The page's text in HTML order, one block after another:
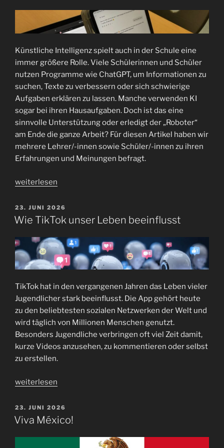
Einsatz
Handball!“
Künstliche Intelligenz spielt auch in der Schule eine
immer größere Rolle. Viele Schülerinnen und Schüler
nutzen Programme wie ChatGPT, um Informationen zu
suchen, Texte zu verbessern oder sich schwierige
Aufgaben erklären zu lassen. Manche verwenden KI
sogar bei ihren Hausaufgaben. Doch ist das eine
sinnvolle Unterstützung oder erledigt der „Roboter“
am Ende die ganze Arbeit? Für diesen Artikel haben wir
mehrere Lehrer/-innen sowie Schüler/-innen zu ihren
Erfahrungen und Meinungen befragt.
„KI
der
Schule:
der
Roboter
deine
macht“
weiterlesen
VERÖFFENTLICHT
AM
23. JUNI 2026
Wie TikTok unser Leben beeinflusst
TikTok hat in den vergangenen Jahren das Leben vieler
Jugendlicher stark beeinflusst. Die App gehört heute
zu den beliebtesten sozialen Netzwerken der Welt und
wird täglich von Millionen Menschen genutzt.
Besonders Jugendliche verbringen oft viel Zeit damit,
kurze Videos anzusehen, zu kommentieren oder selbst
zu erstellen.
„Wie
unser
Leben
weiterlesen
VERÖFFENTLICHT
AM
23. JUNI 2026
Viva México!